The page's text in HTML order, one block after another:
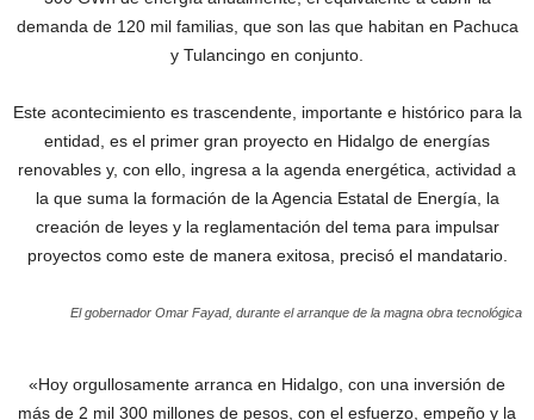
demanda de 120 mil familias, que son las que habitan en Pachuca
y Tulancingo en conjunto.
Este acontecimiento es trascendente, importante e histórico para la
entidad, es el primer gran proyecto en Hidalgo de energías
renovables y, con ello, ingresa a la agenda energética, actividad a
la que suma la formación de la Agencia Estatal de Energía, la
creación de leyes y la reglamentación del tema para impulsar
proyectos como este de manera exitosa, precisó el mandatario.
El gobernador Omar Fayad, durante el arranque de la magna obra tecnológica
«Hoy orgullosamente arranca en Hidalgo, con una inversión de
más de 2 mil 300 millones de pesos, con el esfuerzo, empeño y la